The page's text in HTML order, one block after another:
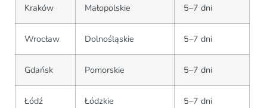
Kraków Małopolskie 5–7 dni
Wrocław Dolnośląskie 5–7 dni
Gdańsk Pomorskie 5–7 dni
Łódź Łódzkie 5–7 dni